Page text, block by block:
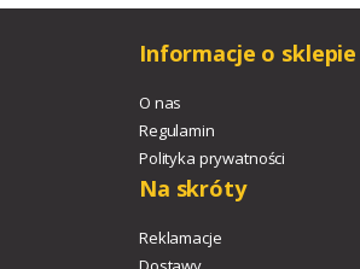
Informacje o sklepie
O nas
Regulamin
Polityka prywatności
Na skróty
Reklamacje